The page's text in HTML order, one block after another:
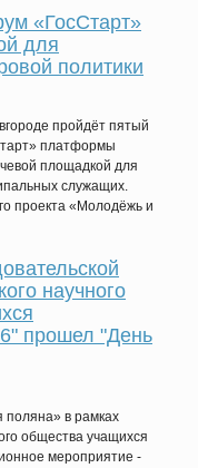
«ГосСтарт»
для
политики
пройдёт пятый
платформы
площадкой для
служащих.
проекта «Молодёжь и
научного
прошел "День
в рамках
общества учащихся
мероприятие -